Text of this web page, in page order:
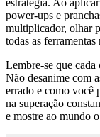
estratégia. Ao
power-ups e
multiplicador, olhar
todas as
Lembre-se que
Não desanime com
errado e como você
na superação
e mostre ao mundo